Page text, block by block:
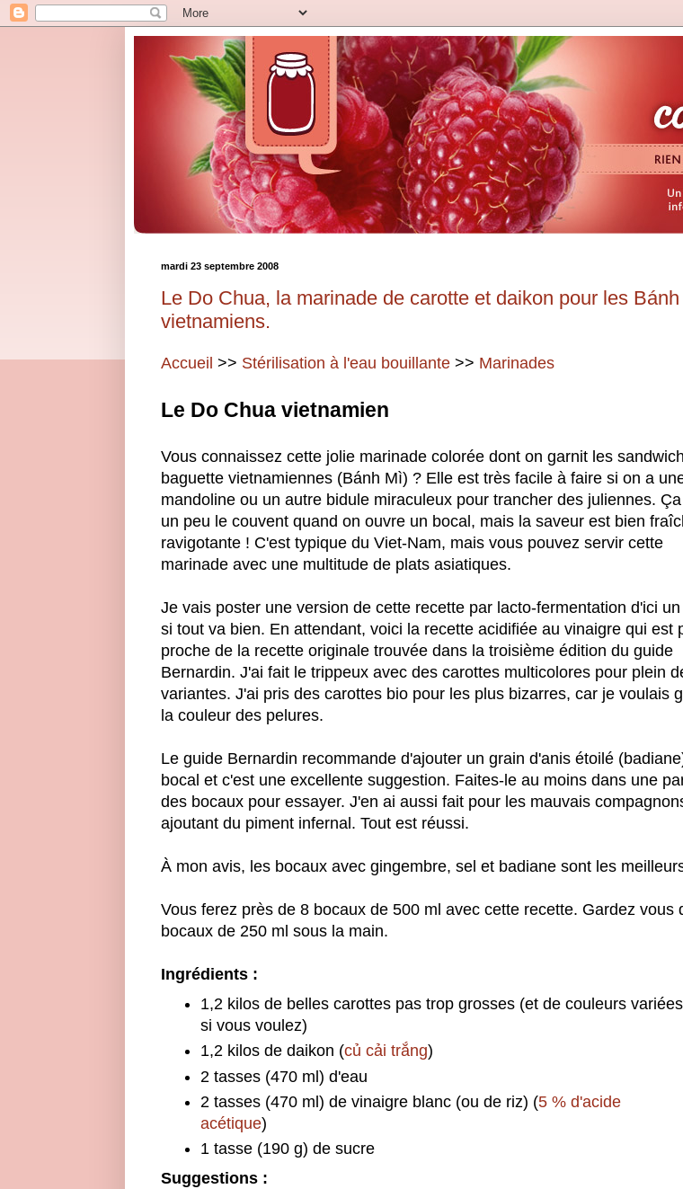
mardi 23 septembre 2008
Le Do Chua, la marinade de carotte et daikon pour les
vietnamiens.
Accueil >> Stérilisation à l'eau bouillante>> Marinades
Le Do Chua vietnamien
Vous connaissez cette jolie marinade colorée dont on garnit les
baguette vietnamiennes (Bánh Mì) ? Elle est très facile à faire si on a
mandoline ou un autre bidule miraculeux pour trancher des juliennes.
un peu le couvent quand on ouvre un bocal, mais la saveur est bien
ravigotante ! C'est typique du Viet-Nam, mais vous pouvez servir cette
marinade avec une multitude de plats asiatiques.
Je vais poster une version de cette recette par lacto-fermentation d'ici
si tout va bien. En attendant, voici la recette acidifiée au vinaigre qui est
proche de la recette originale trouvée dans la troisième édition du guide
Bernardin. J'ai fait le trippeux avec des carottes multicolores pour plein
variantes. J'ai pris des carottes bio pour les plus bizarres, car je voulais
la couleur des pelures.
Le guide Bernardin recommande d'ajouter un grain d'anis étoilé
bocal et c'est une excellente suggestion. Faites-le au moins dans une
des bocaux pour essayer. J'en ai aussi fait pour les mauvais
ajoutant du piment infernal. Tout est réussi.
À mon avis, les bocaux avec gingembre, sel et badiane sont les
Vous ferez près de 8 bocaux de 500 ml avec cette recette. Gardez vous
bocaux de 250 ml sous la main.
Ingrédients :
1,2 kilos de belles carottes pas trop grosses (et de couleurs variées
si vous voulez)
1,2 kilos de daikon (củ cải trắng)
2 tasses (470 ml) d'eau
2 tasses (470 ml) de vinaigre blanc (ou de riz) (5 % d'acide
acétique)
1 tasse (190 g) de sucre
Suggestions :